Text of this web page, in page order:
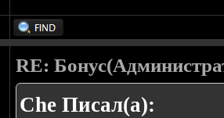
RE:
Che Писал(а):